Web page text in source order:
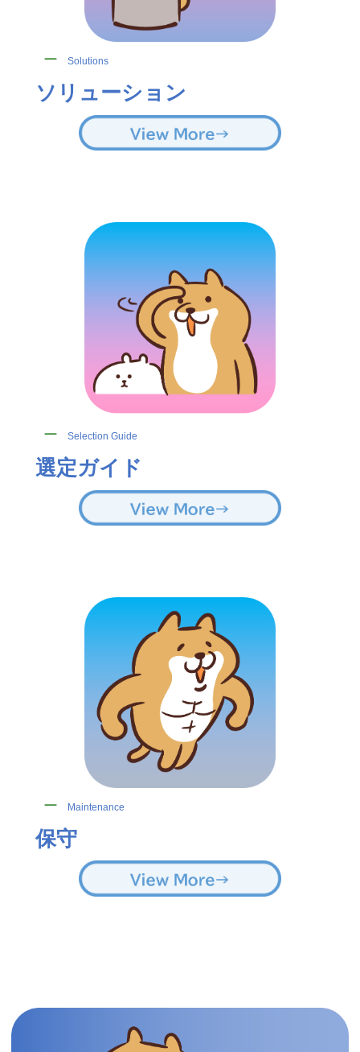
ー Solutions
ソリューション
ー Selection Guide
選定ガイド
ー Maintenance
保守